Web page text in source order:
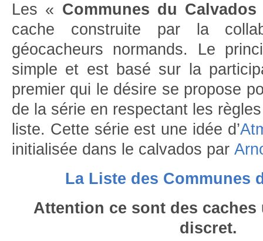
Les « Communes du Calvados
cache construite par la
géocacheurs normands. Le
simple et est basé sur la
premier qui le désire se propose
de la série en respectant les
liste. Cette série est une idée d’
initialisée dans le calvados par
La Liste des Communes
Attention ce sont des caches
discret.